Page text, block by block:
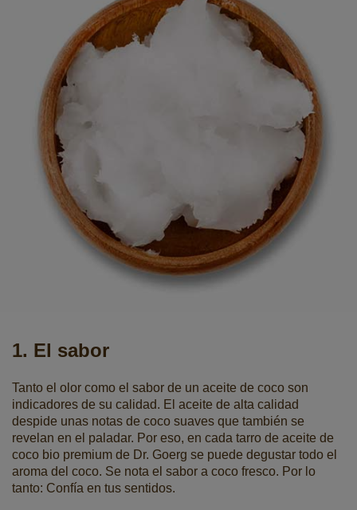
1. El sabor
Tanto el olor como el sabor de un aceite de coco son
indicadores de su calidad. El aceite de alta calidad
despide unas notas de coco suaves que también se
revelan en el paladar. Por eso, en cada tarro de aceite de
coco bio premium de Dr. Goerg se puede degustar todo el
aroma del coco. Se nota el sabor a coco fresco. Por lo
tanto: Confía en tus sentidos.